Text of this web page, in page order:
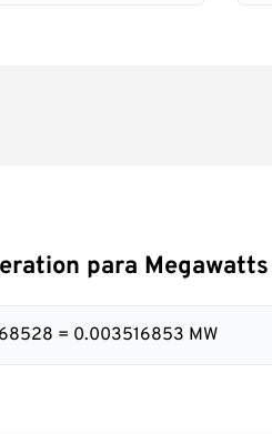
para
= 0.003516853 MW